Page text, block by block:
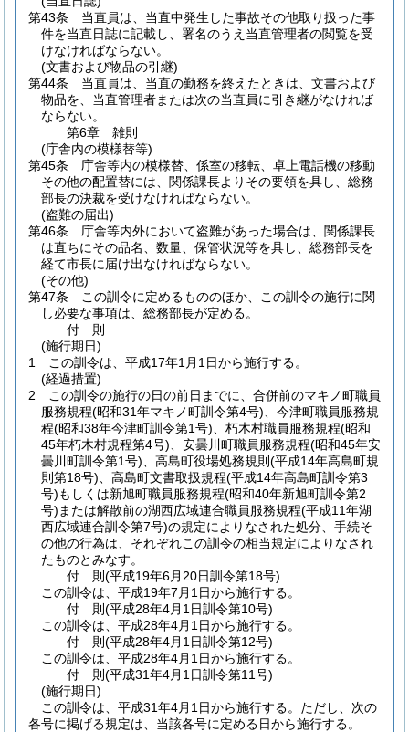
第43条
当直員は、当直中発生した事故その他取り扱った事
件を当直日誌に記載し、署名のうえ当直管理者の閲覧を受
けなければならない。
(文書および物品の引継)
第44条
当直員は、当直の勤務を終えたときは、文書および
物品を、当直管理者または次の当直員に引き継がなければ
ならない。
第6章
雑則
(庁舎内の模様替等)
第45条
庁舎等内の模様替、係室の移転、卓上電話機の移動
その他の配置替には、関係課長よりその要領を具し、総務
部長の決裁を受けなければならない。
(盗難の届出)
第46条
庁舎等内外において盗難があった場合は、関係課長
は直ちにその品名、数量、保管状況等を具し、総務部長を
経て市長に届け出なければならない。
(その他)
第47条
この訓令に定めるもののほか、この訓令の施行に関
し必要な事項は、総務部長が定める。
付 則
(施行期日)
1
この訓令は、平成17年1月1日から施行する。
(経過措置)
2
この訓令の施行の日の前日までに、合併前のマキノ町職員
服務規程(昭和31年マキノ町訓令第4号) 、今津町職員服務規
程(昭和38年今津町訓令第1号) 、朽木村職員服務規程(昭和
45年朽木村規程第4号) 、安曇川町職員服務規程(昭和45年安
曇川町訓令第1号) 、高島町役場処務規則 (平成14年高島町規
則第18号) 、高島町文書取扱規程(平成14年高島町訓令第3
号)もしくは新旭町職員服務規程(昭和40年新旭町訓令第2
号) または解散前の湖西広域連合職員服務規程(平成11年湖
西広域連合訓令第7号)の規定によりなされた処分、手続そ
の他の行為は、それぞれこの訓令の相当規定によりなされ
たものとみなす。
付 則(平成19年6月20日訓令第18号)
この訓令は、平成19年7月1日から施行する。
付 則(平成28年4月1日訓令第10号)
この訓令は、平成28年4月1日から施行する。
付 則(平成28年4月1日訓令第12号)
この訓令は、平成28年4月1日から施行する。
付 則(平成31年4月1日訓令第11号)
(施行期日)
この訓令は、平成31年4月1日から施行する。 ただし、次の
各号に掲げる規定は、当該各号に定める日から施行する。